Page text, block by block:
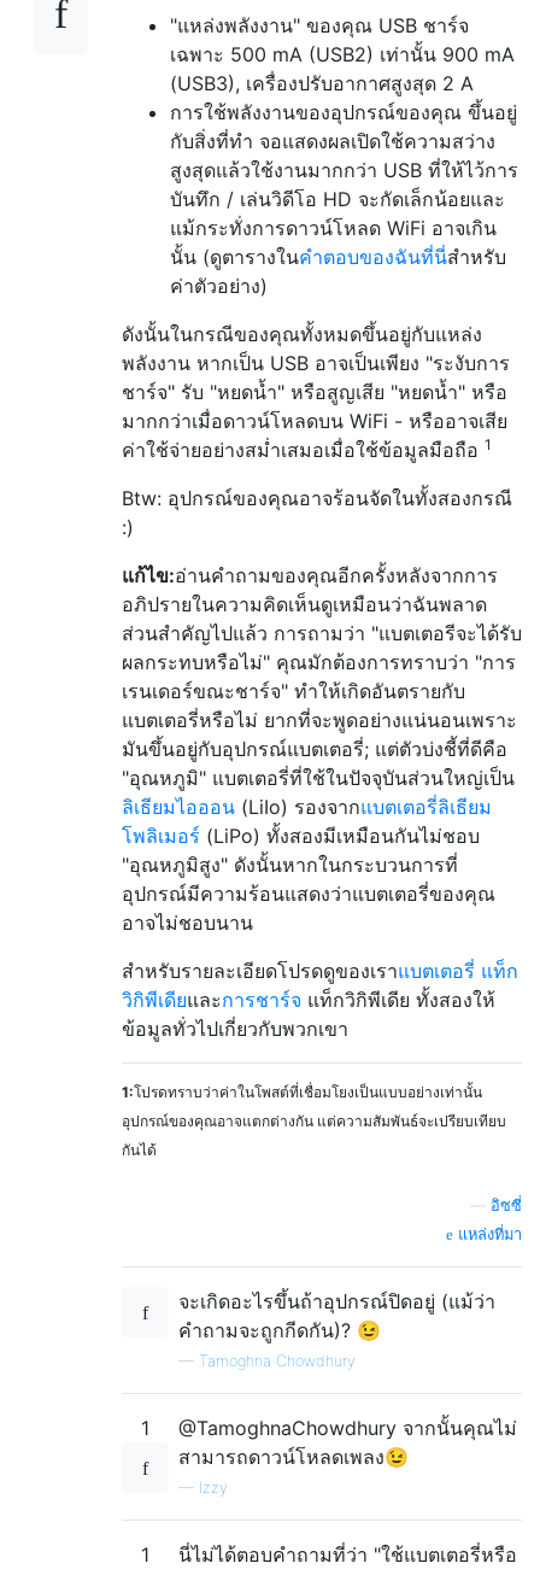
"แหล่งพลังงาน" ของคุณ USB ชาร์จ
เฉพาะ 500 mA (USB2) เท่านั้น 900 mA
(USB3), เครื่องปรับอากาศสูงสุด 2 A
การใช้พลังงานของอุปกรณ์ของคุณ ขึ้นอยู่
กับสิ่งที่ทำ จอแสดงผลเปิดใช้ความสว่าง
สูงสุดแล้วใช้งานมากกว่า USB ที่ให้ไว้การ
บันทึก / เล่นวิดีโอ HD จะกัดเล็กน้อยและ
แม้กระทั่งการดาวน์โหลด WiFi อาจเกิน
นั้น (ดูตารางในคำตอบของฉันที่นี่สำหรับ
ค่าตัวอย่าง)
ดังนั้นในกรณีของคุณทั้งหมดขึ้นอยู่กับแหล่ง
พลังงาน หากเป็น USB อาจเป็นเพียง "ระงับการ
ชาร์จ" รับ "หยดน้ำ" หรือสูญเสีย "หยดน้ำ" หรือ
มากกว่าเมื่อดาวน์โหลดบน WiFi - หรืออาจเสีย
ค่าใช้จ่ายอย่างสม่ำเสมอเมื่อใช้ข้อมูลมือถือ 1
Btw: อุปกรณ์ของคุณอาจร้อนจัดในทั้งสองกรณี
:)
แก้ไข:อ่านคำถามของคุณอีกครั้งหลังจากการ
อภิปรายในความคิดเห็นดูเหมือนว่าฉันพลาด
ส่วนสำคัญไปแล้ว การถามว่า "แบตเตอรีจะได้รับ
ผลกระทบหรือไม่" คุณมักต้องการทราบว่า "การ
เรนเดอร์ขณะชาร์จ" ทำให้เกิดอันตรายกับ
แบตเตอรี่หรือไม่ ยากที่จะพูดอย่างแน่นอนเพราะ
มันขึ้นอยู่กับอุปกรณ์แบตเตอรี่; แต่ตัวบ่งชี้ที่ดีคือ
"อุณหภูมิ" แบตเตอรี่ที่ใช้ในปัจจุบันส่วนใหญ่เป็น
ลิเธียมไอออน (LiIo) รองจากแบตเตอรี่ลิเธียม
โพลิเมอร์ (LiPo) ทั้งสองมีเหมือนกันไม่ชอบ
"อุณหภูมิสูง" ดังนั้นหากในกระบวนการที่
อุปกรณ์มีความร้อนแสดงว่าแบตเตอรี่ของคุณ
อาจไม่ชอบนาน
สำหรับรายละเอียดโปรดดูของเราแบตเตอรี่ แท็ก
วิกิพีเดียและการชาร์จ แท็กวิกิพีเดีย ทั้งสองให้
ข้อมูลทั่วไปเกี่ยวกับพวกเขา
1:โปรดทราบว่าค่าในโพสต์ที่เชื่อมโยงเป็นแบบอย่างเท่านั้น
อุปกรณ์ของคุณอาจแตกต่างกัน แต่ความสัมพันธ์จะเปรียบเทียบ
กันได้
อิซซี่
แหล่งที่มา
จะเกิดอะไรขึ้นถ้าอุปกรณ์ปิดอยู่ (แม้ว่า
คำถามจะถูกกีดกัน)? 😉
— Tamoghna Chowdhury
1
@TamoghnaChowdhury จากนั้นคุณไม่
สามารถดาวน์โหลดเพลง😉
— Izzy
1
นี่ไม่ได้ตอบคำถามที่ว่า "ใช้แบตเตอรี่หรือ